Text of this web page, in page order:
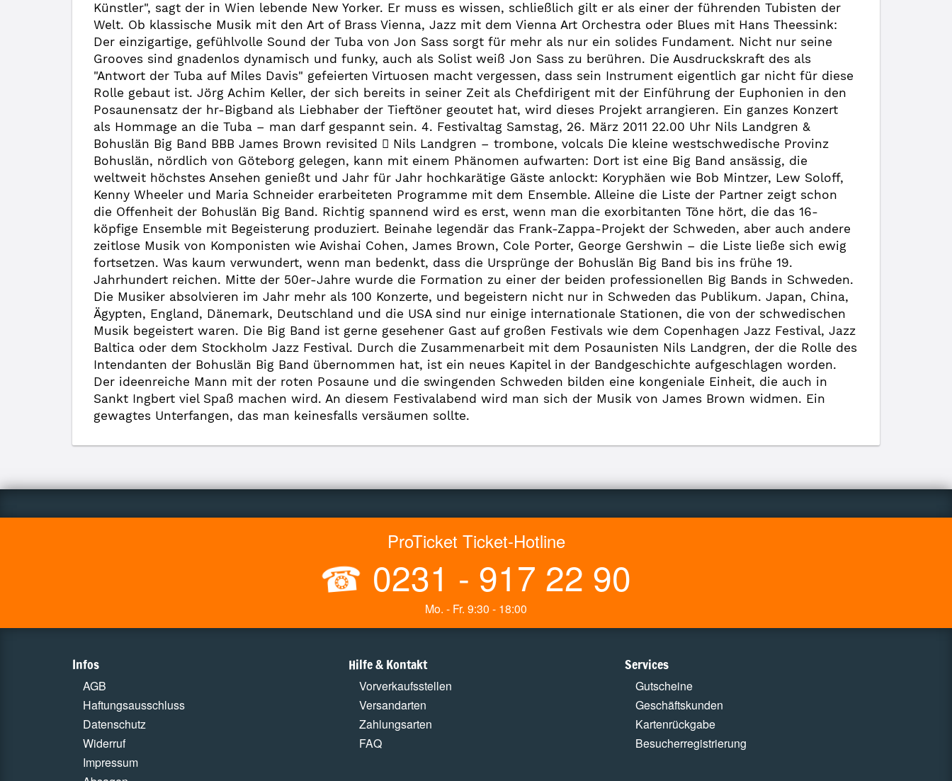
Künstler", sagt der in Wien lebende New Yorker. Er muss es wissen, schließlich gilt er als einer der führenden Tubisten der
Welt. Ob klassische Musik mit den Art of Brass Vienna, Jazz mit dem Vienna Art Orchestra oder Blues mit Hans Theessink:
Der einzigartige, gefühlvolle Sound der Tuba von Jon Sass sorgt für mehr als nur ein solides Fundament. Nicht nur seine
Grooves sind gnadenlos dynamisch und funky, auch als Solist weiß Jon Sass zu berühren. Die Ausdruckskraft des als
"Antwort der Tuba auf Miles Davis" gefeierten Virtuosen macht vergessen, dass sein Instrument eigentlich gar nicht für diese
Rolle gebaut ist. Jörg Achim Keller, der sich bereits in seiner Zeit als Chefdirigent mit der Einführung der Euphonien in den
Posaunensatz der hr-Bigband als Liebhaber der Tieftöner geoutet hat, wird dieses Projekt arrangieren. Ein ganzes Konzert
als Hommage an die Tuba – man darf gespannt sein. 4. Festivaltag Samstag, 26. März 2011 22.00 Uhr Nils Landgren &
Bohuslän Big Band BBB James Brown revisited  Nils Landgren – trombone, volcals Die kleine westschwedische Provinz
Bohuslän, nördlich von Göteborg gelegen, kann mit einem Phänomen aufwarten: Dort ist eine Big Band ansässig, die
weltweit höchstes Ansehen genießt und Jahr für Jahr hochkarätige Gäste anlockt: Koryphäen wie Bob Mintzer, Lew Soloff,
Kenny Wheeler und Maria Schneider erarbeiteten Programme mit dem Ensemble. Alleine die Liste der Partner zeigt schon
die Offenheit der Bohuslän Big Band. Richtig spannend wird es erst, wenn man die exorbitanten Töne hört, die das 16-
köpfige Ensemble mit Begeisterung produziert. Beinahe legendär das Frank-Zappa-Projekt der Schweden, aber auch andere
zeitlose Musik von Komponisten wie Avishai Cohen, James Brown, Cole Porter, George Gershwin – die Liste ließe sich ewig
fortsetzen. Was kaum verwundert, wenn man bedenkt, dass die Ursprünge der Bohuslän Big Band bis ins frühe 19.
Jahrhundert reichen. Mitte der 50er-Jahre wurde die Formation zu einer der beiden professionellen Big Bands in Schweden.
Die Musiker absolvieren im Jahr mehr als 100 Konzerte, und begeistern nicht nur in Schweden das Publikum. Japan, China,
Ägypten, England, Dänemark, Deutschland und die USA sind nur einige internationale Stationen, die von der schwedischen
Musik begeistert waren. Die Big Band ist gerne gesehener Gast auf großen Festivals wie dem Copenhagen Jazz Festival, Jazz
Baltica oder dem Stockholm Jazz Festival. Durch die Zusammenarbeit mit dem Posaunisten Nils Landgren, der die Rolle des
Intendanten der Bohuslän Big Band übernommen hat, ist ein neues Kapitel in der Bandgeschichte aufgeschlagen worden.
Der ideenreiche Mann mit der roten Posaune und die swingenden Schweden bilden eine kongeniale Einheit, die auch in
Sankt Ingbert viel Spaß machen wird. An diesem Festivalabend wird man sich der Musik von James Brown widmen. Ein
gewagtes Unterfangen, das man keinesfalls versäumen sollte.
ProTicket Ticket-Hotline
☎ 0231 - 917 22 90
Mo. - Fr. 9:30 - 18:00
Infos
AGB
Haftungsausschluss
Datenschutz
Widerruf
Impressum
Hilfe & Kontakt
Vorverkaufsstellen
Versandarten
Zahlungsarten
FAQ
Services
Gutscheine
Geschäftskunden
Kartenrückgabe
Besucherregistrierung